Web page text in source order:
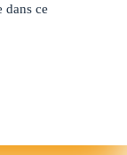
dans ce